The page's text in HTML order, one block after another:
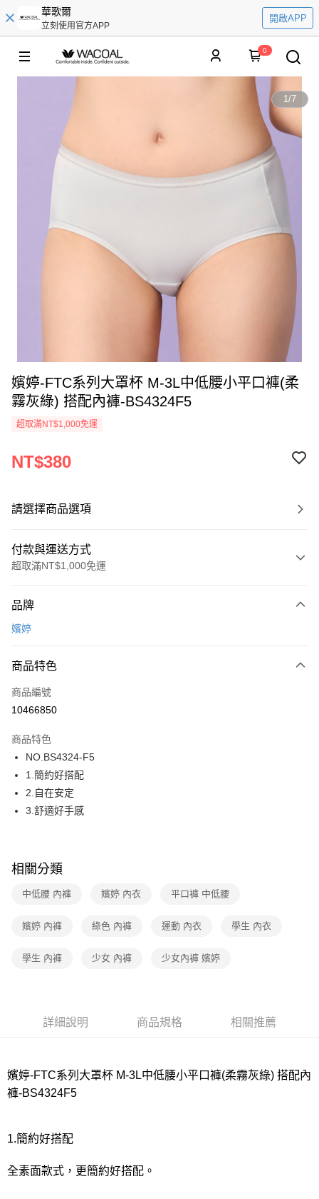
華歌爾
立刻使用官方APP
開啟APP
0
1/7
嬪婷-FTC系列大罩杯 M-3L中低腰小平口褲(柔
霧灰綠) 搭配內褲-BS4324F5
超取滿NT$1,000免運
NT$380
請選擇商品選項
付款與運送方式
超取滿NT$1,000免運
信用卡一次付款
LINE Pay
街口支付
運送方式
全家取貨付款
每筆NT$80，滿NT$1,000(含以上)免運費
7-11取貨付款
每筆NT$80，滿NT$1,000(含以上)免運費
每筆NT$80，滿NT$1,000(含以上)免運費
宅配
每筆NT$220
每筆NT$80，滿NT$1,000(含以上)免運費
品牌
嬪婷
商品特色
商品編號
10466850
商品特色
NO.BS4324-F5
1.簡約好搭配
2.自在安定
3.舒適好手感
相關分類
中低腰 內褲 嬪婷 內衣 平口褲 中低腰
嬪婷 內褲 綠色 內褲 運動 內衣 學生 內衣
學生 內褲 少女 內褲 少女內褲 嬪婷
詳細說明 商品規格 相關推薦
嬪婷-FTC系列大罩杯 M-3L中低腰小平口褲(柔霧灰綠) 搭配內
褲-BS4324F5
1.簡約好搭配
全素面款式，更簡約好搭配。